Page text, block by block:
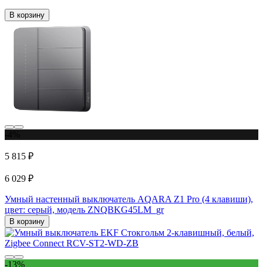
В корзину
5 815 ₽
6 029 ₽
Умный настенный выключатель AQARA Z1 Pro (4 клавиши),
цвет: серый, модель ZNQBKG45LM_gr
В корзину
-13%